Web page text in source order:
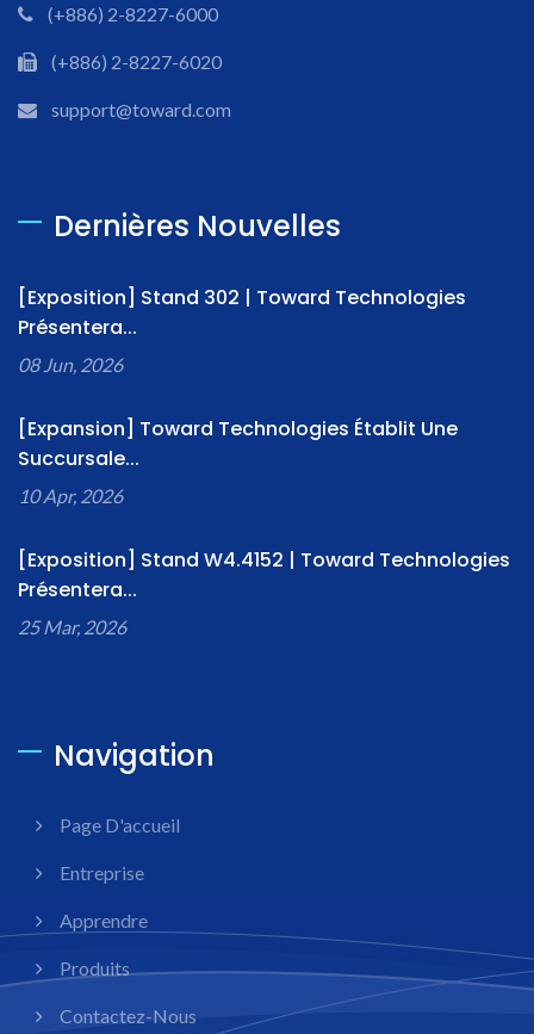
(+886) 2-8227-6000
(+886) 2-8227-6020
support@toward.com
Dernières Nouvelles
[Exposition] Stand 302 | Toward Technologies
Présentera...
08 Jun, 2026
[Expansion] Toward Technologies Établit Une
Succursale...
10 Apr, 2026
[Exposition] Stand W4.4152 | Toward Technologies
Présentera...
25 Mar, 2026
Navigation
Page D'accueil
Entreprise
Apprendre
Produits
Contactez-Nous